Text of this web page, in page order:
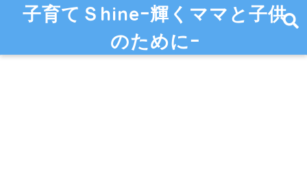
子育てＳhineｰ輝くママと子供
のためにｰ